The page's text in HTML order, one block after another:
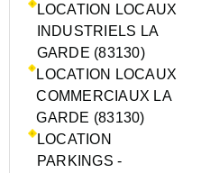
LOCATION LOCAUX
INDUSTRIELS LA
GARDE (83130)
LOCATION LOCAUX
COMMERCIAUX LA
GARDE (83130)
LOCATION
PARKINGS -